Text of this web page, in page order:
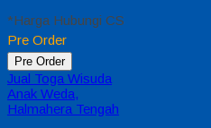
*Harga Hubungi CS
Pre Order
Pre Order
Jual Toga Wisuda
Anak Weda,
Halmahera Tengah